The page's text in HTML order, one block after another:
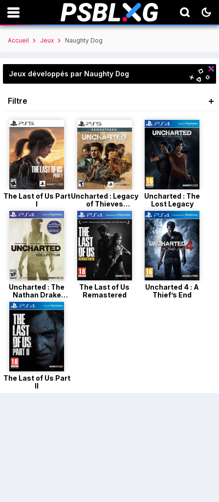
Accueil Jeux Naughty Dog
Jeux développés par Naughty Dog
Filtre
The Last of Us Part
I
Uncharted : Legacy
of Thieves
Collection
Uncharted : The
Lost Legacy
Uncharted : The
Nathan Drake
Collection
The Last of Us
Remastered
Uncharted 4 : A
Thief’s End
The Last of Us Part
II